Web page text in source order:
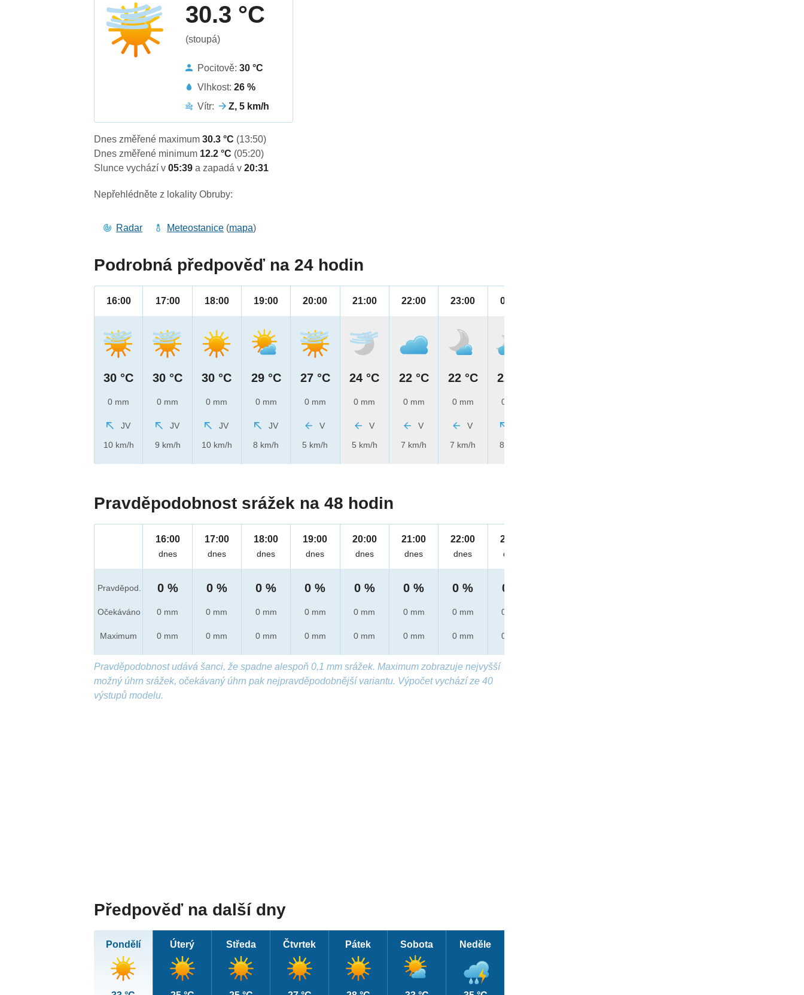
30.3 °C
(stoupá)
Pocitově:30 °C
Vlhkost:26 %
Vítr:
Z, 5 km/h
Dnes změřené maximum30.3 °C (13:50)
Dnes změřené minimum 12.2 °C (05:20)
Slunce vychází v05:39a zapadá v20:31
Nepřehlédněte z lokality Obruby:
Radar Meteostanice (mapa)
Podrobná předpověď na 24 hodin
16:00
30 °C
0 mm
JV
10 km/h
17:00
30 °C
0 mm
JV
9 km/h
18:00
30 °C
0 mm
JV
10 km/h
19:00
29 °C
0 mm
JV
8 km/h
20:00
27 °C
0 mm
V
5 km/h
21:00
24 °C
0 mm
V
5 km/h
22:00
22 °C
0 mm
V
7 km/h
23:00
22 °C
0 mm
V
7 km/h
00:00
22 °C
0 mm
8 km/h
Pravděpodobnost srážek na 48 hodin
Pravděpod.
Očekáváno
Maximum
16:00
dnes
0 %
0 mm
0 mm
17:00
dnes
0 %
0 mm
0 mm
18:00
dnes
0 %
0 mm
0 mm
19:00
dnes
0 %
0 mm
0 mm
20:00
dnes
0 %
0 mm
0 mm
21:00
dnes
0 %
0 mm
0 mm
22:00
dnes
0 %
0 mm
0 mm
23:00
dnes
0 %
0 mm
0 mm
Pravděpodobnost udává šanci, že spadne alespoň 0,1 mm srážek. Maximum zobrazuje nejvyšší
možný úhrn srážek, očekávaný úhrn pak nejpravděpodobnější variantu. Výpočet vychází ze 40
výstupů modelu.
Předpověď na další dny
Pondělí Úterý Středa Čtvrtek Pátek Sobota Neděle